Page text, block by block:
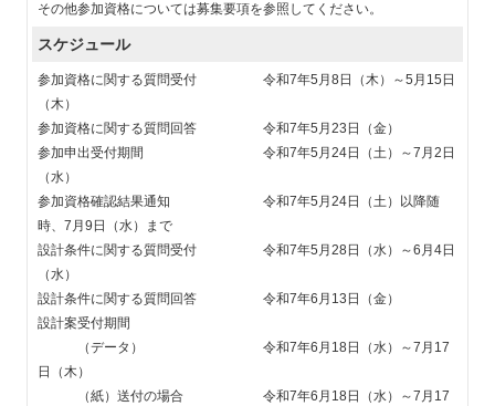
その他参加資格については募集要項を参照してください。
スケジュール
参加資格に関する質問受付 令和7年5月8日（木）～5月15日
（木）
参加資格に関する質問回答 令和7年5月23日（金）
参加申出受付期間 令和7年5月24日（土）～7月2日
（水）
参加資格確認結果通知 令和7年5月24日（土）以降随
時、7月9日（水）まで
設計条件に関する質問受付 令和7年5月28日（水）～6月4日
（水）
設計条件に関する質問回答 令和7年6月13日（金）
設計案受付期間
（データ） 令和7年6月18日（水）～7月17
日（木）
（紙）送付の場合 令和7年6月18日（水）～7月17